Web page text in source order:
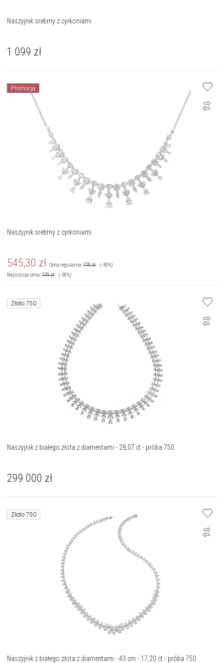
Naszyjnik srebrny z cyrkoniami
1 099 zł
Promocja
Naszyjnik srebrny z cyrkoniami
545,30 zł Cena regularna:779zł
(-30%)
Najniższa cena:779zł (-30%)
Złoto 750
Naszyjnik z białego złota z diamentami - 28,07 ct - próba 750
299 000 zł
Złoto 750
Naszyjnik z białego złota z diamentami - 43 cm - 17,20 ct - próba 750